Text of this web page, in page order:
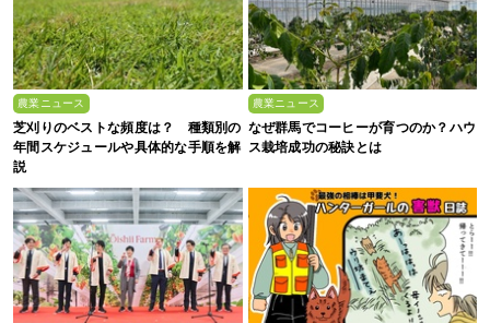
農業ニュース
芝刈りのベストな頻度は？ 種類別の
年間スケジュールや具体的な手順を解
説
農業ニュース
なぜ群馬でコーヒーが育つのか？ハウ
ス栽培成功の秘訣とは